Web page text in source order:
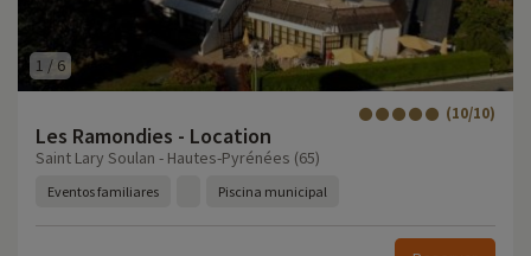
1 / 6
Les Ramondies - Location
(10/10)
Saint Lary Soulan - Hautes-Pyrénées (65)
Eventos familiares Piscina municipal